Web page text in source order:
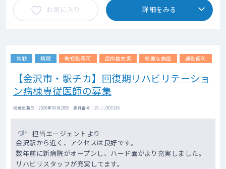
お気に入り 詳細をみる
常勤 病院 時短勤務可 症例数充実 綺麗な施設 通勤便利
【金沢市・駅チカ】回復期リハビリテーショ
ン病棟専従医師の募集
掲載更新日 : 2026年05月28日 案件番号 : 25-JJ303126
担当エージェントより
金沢駅から近く、アクセスは良好です。
数年前に新病院がオープンし、ハード面がより充実しました。
リハビリスタッフが充実してます。